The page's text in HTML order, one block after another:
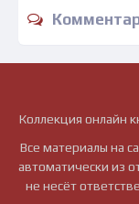
Коллекция онлайн
Все материалы на
автоматически из
не несёт